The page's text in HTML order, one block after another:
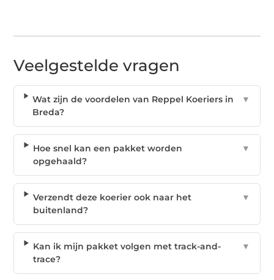
Veelgestelde vragen
Wat zijn de voordelen van Reppel Koeriers in
Breda?
▼
Hoe snel kan een pakket worden
opgehaald?
▼
Verzendt deze koerier ook naar het
buitenland?
▼
Kan ik mijn pakket volgen met track-and-
trace?
▼